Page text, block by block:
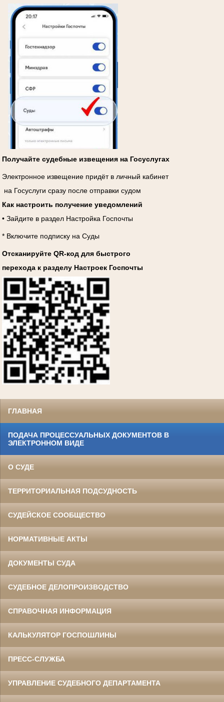
Получайте судебные извещения на Госуслугах
Электронное извещение придёт в личный кабинет
на Госуслуги сразу после отправки судом
Как настроить получение уведомлений
• Зайдите в раздел Настройка Госпочты
* Включите подписку на Суды
Отсканируйте QR-код для быстрого
перехода к разделу Настроек Госпочты
ГЛАВНАЯ
ПОДАЧА ПРОЦЕССУАЛЬНЫХ ДОКУМЕНТОВ В
ЭЛЕКТРОННОМ ВИДЕ
О СУДЕ
ТЕРРИТОРИАЛЬНАЯ ПОДСУДНОСТЬ
СУДЕЙСКОЕ СООБЩЕСТВО
НОРМАТИВНЫЕ АКТЫ
ДОКУМЕНТЫ СУДА
СУДЕБНОЕ ДЕЛОПРОИЗВОДСТВО
СПРАВОЧНАЯ ИНФОРМАЦИЯ
КАЛЬКУЛЯТОР ГОСПОШЛИНЫ
ПРЕСС-СЛУЖБА
УПРАВЛЕНИЕ СУДЕБНОГО ДЕПАРТАМЕНТА